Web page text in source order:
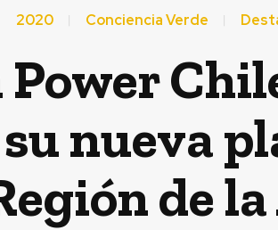
2020 Conciencia Verde
Power
nueva
de